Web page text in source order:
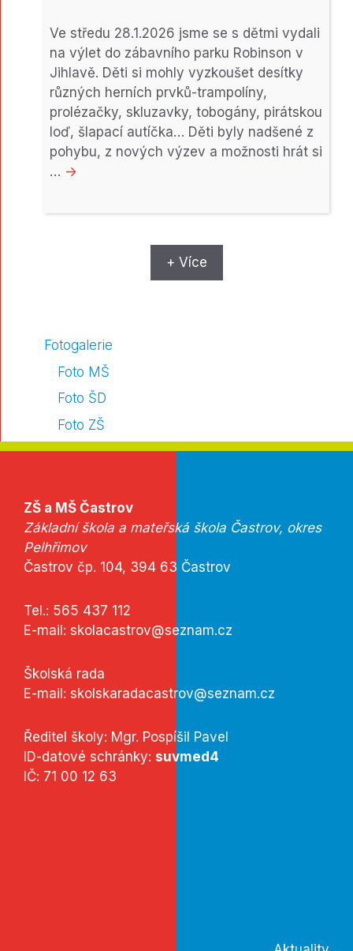
Ve středu 28.1.2026 jsme se s dětmi vydali
na výlet do zábavního parku Robinson v
Jihlavě. Děti si mohly vyzkoušet desítky
různých herních prvků-trampolíny,
prolézačky, skluzavky, tobogány, pirátskou
loď, šlapací autíčka… Děti byly nadšené z
pohybu, z nových výzev a možnosti hrát si
… ->
+ Více
Fotogalerie
Foto MŠ
Foto ŠD
Foto ZŠ
ZŠ a MŠ Častrov
Základní škola a mateřská škola Častrov, okres
Pelhřimov
Častrov čp. 104, 394 63 Častrov
Tel.: 565 437 112
E-mail: skolacastrov@seznam.cz
Školská rada
E-mail: skolskaradacastrov@seznam.cz
Ředitel školy: Mgr. Pospíšil Pavel
ID-datové schránky: suvmed4
IČ: 71 00 12 63